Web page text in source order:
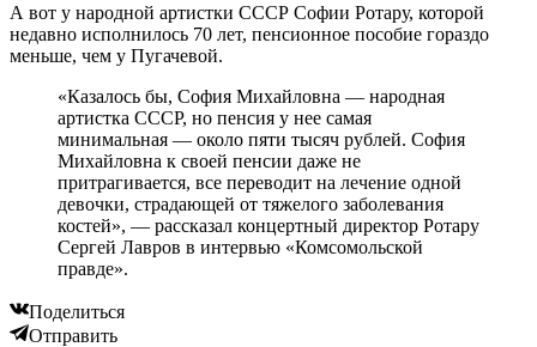
А вот у народной артистки СССР Софии Ротару, которой
недавно исполнилось 70 лет, пенсионное пособие гораздо
меньше, чем у Пугачевой.
«Казалось бы, София Михайловна — народная
артистка СССР, но пенсия у нее самая
минимальная — около пяти тысяч рублей. София
Михайловна к своей пенсии даже не
притрагивается, все переводит на лечение одной
девочки, страдающей от тяжелого заболевания
костей», — рассказал концертный директор Ротару
Сергей Лавров в интервью «Комсомольской
правде».
Поделиться
Отправить